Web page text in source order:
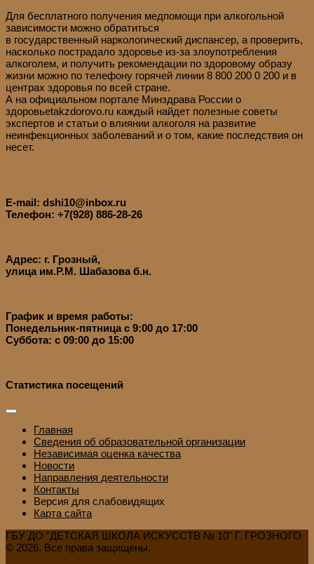
Для бесплатного получения медпомощи при алкогольной
зависимости можно обратиться
в государственный наркологический диспансер, а проверить,
насколько пострадало здоровье из-за злоупотребления
алкоголем, и получить рекомендации по здоровому образу
жизни можно по телефону горячей линии 8 800 200 0 200 и в
центрах здоровья по всей стране.
А на официальном портале Минздрава России о
здоровьеtakzdorovo.ru каждый найдет полезные советы
экспертов и статьи о влиянии алкоголя на развитие
неинфекционных заболеваний и о том, какие последствия он
несет.
E-mail: dshi10@inbox.ru
Телефон: +7(928) 886-28-26
Адрес: г. Грозный,
улица им.Р.М. Шабазова б.н.
График и время работы:
Понедельник-пятница с 9:00 до 17:00
Суббота: с 09:00 до 15:00
Статистика посещений
Главная
Сведения об образовательной организации
Независимая оценка качества
Новости
Направления деятельности
Контакты
Версия для слабовидящих
Карта сайта
ГБУ ДО "ДЕТСКАЯ ШКОЛА ИСКУССТВ № 10" Г. ГРОЗНОГО
© 2026. Все права защищены.